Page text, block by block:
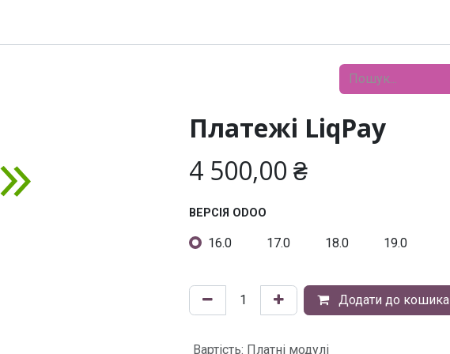
Платежі LiqPay
4 500,00 ₴
ВЕРСІЯ ODOO
16.0 17.0 18.0 19.0
Додати до кошика
Вартість: Платні модулі